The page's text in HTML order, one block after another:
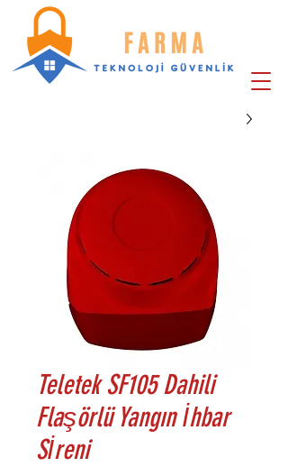
Teletek SF105 Dahili
Flaşörlü Yangın İhbar
Sİreni